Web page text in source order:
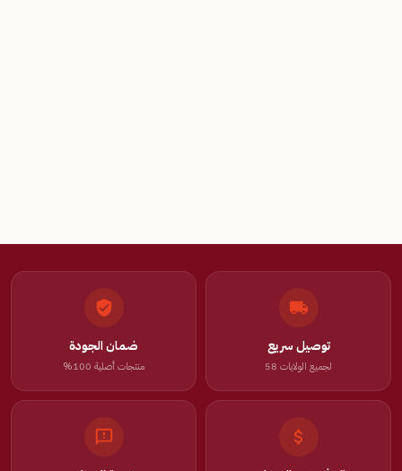
توصيل سريع
لجميع الولايات 58
ضمان الجودة
منتجات أصلية 100%